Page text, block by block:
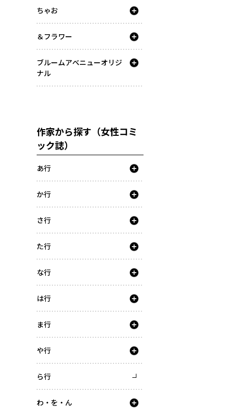
ちゃお
＆フラワー
ブルームアベニューオリジ
ナル
作家から探す（女性コミ
ック誌）
あ行
か行
さ行
た行
な行
は行
ま行
や行
ら行
わ・を・ん